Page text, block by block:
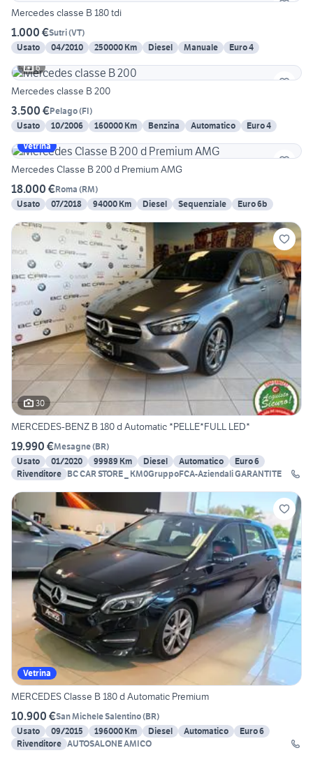
Mercedes classe B 180 tdi
1.000 €Sutri(VT)
Usato
04/2010 250000 Km Diesel Manuale
Euro 4
6
Mercedes classe B 200
3.500 €Pelago(FI)
Usato
10/2006 160000 Km Benzina Automatico
Euro 4
Vetrina
Mercedes Classe B 200 d Premium AMG
18.000 €Roma (RM)
Usato
07/2018 94000 Km Diesel Sequenziale Euro 6b
30
MERCEDES-BENZ B 180 d Automatic *PELLE*FULL LED*
19.990 €Mesagne(BR)
Usato
01/2020 99989 Km Diesel Automatico
Euro 6
Rivenditore BC CAR STORE _ KM0GruppoFCA-Aziendali GARANTITE
Vetrina
MERCEDES Classe B 180 d Automatic Premium
10.900 €San Michele Salentino(BR)
Usato
09/2015 196000 Km Diesel Automatico
Euro 6
Rivenditore AUTOSALONE AMICO